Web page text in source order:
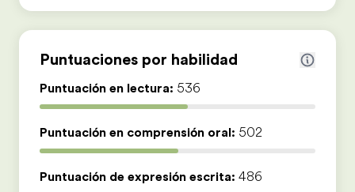
Únete al equipo
Puntuaciones por habilidad
Puntuación en lectura: 536
Puntuación en comprensión oral: 502
Puntuación de expresión escrita: 486